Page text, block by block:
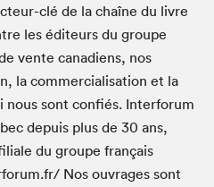
clé de la chaîne du livre
les éditeurs du groupe
vente canadiens, nos
la commercialisation et la
nous sont confiés. Interforum
depuis plus de 30 ans,
du groupe français
Nos ouvrages sont